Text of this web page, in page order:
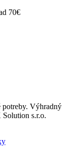
70€
Výhradný
s.r.o.